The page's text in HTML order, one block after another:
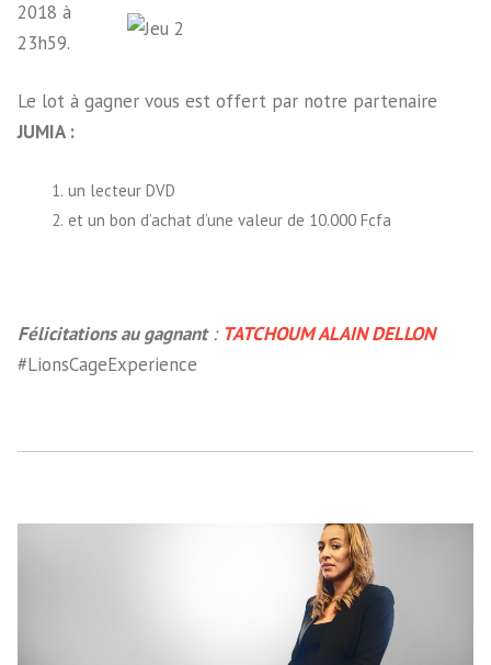
2018 à
23h59.
Le lot à gagner vous est offert par notre partenaire
JUMIA :
un lecteur DVD
et un bon d’achat d’une valeur de 10.000 Fcfa
Félicitations au gagnant: TATCHOUM ALAIN DELLON
#LionsCageExperience